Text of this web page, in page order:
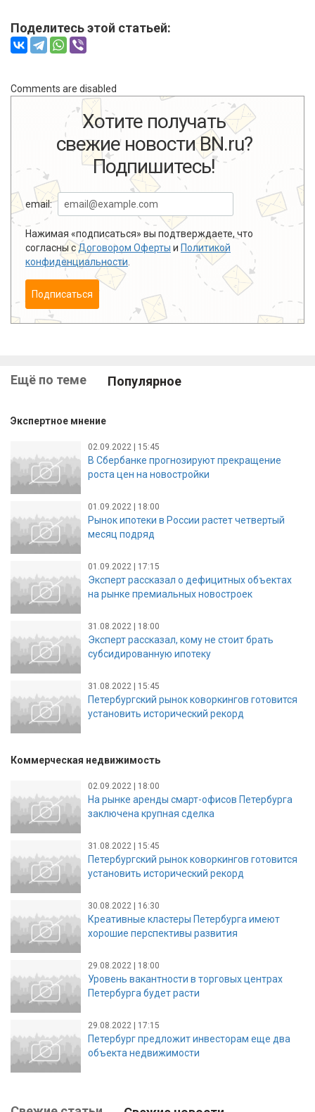
Поделитесь этой статьей:
Comments are disabled
Хотите получать
свежие новости BN.ru?
Подпишитесь!
email:
Нажимая «подписаться» вы подтверждаете, что
согласны сДоговором Оферты и Политикой
конфиденциальности
Подписаться
Ещё по теме Популярное
Экспертное мнение
02.09.2022 | 15:45
В Сбербанке прогнозируют прекращение
роста цен на новостройки
01.09.2022 | 18:00
Рынок ипотеки в России растет четвертый
месяц подряд
01.09.2022 | 17:15
Эксперт рассказал о дефицитных объектах
на рынке премиальных новостроек
31.08.2022 | 18:00
Эксперт рассказал, кому не стоит брать
субсидированную ипотеку
31.08.2022 | 15:45
Петербургский рынок коворкингов готовится
установить исторический рекорд
Коммерческая недвижимость
02.09.2022 | 18:00
На рынке аренды смарт-офисов Петербурга
заключена крупная сделка
31.08.2022 | 15:45
Петербургский рынок коворкингов готовится
установить исторический рекорд
30.08.2022 | 16:30
Креативные кластеры Петербурга имеют
хорошие перспективы развития
29.08.2022 | 18:00
Уровень вакантности в торговых центрах
Петербурга будет расти
29.08.2022 | 17:15
Петербург предложит инвесторам еще два
объекта недвижимости